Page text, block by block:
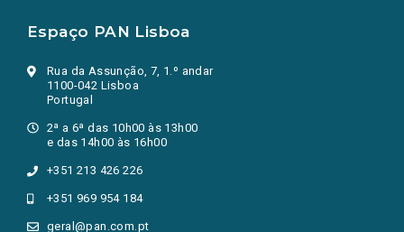
Espaço PAN Lisboa
Rua da Assunção, 7, 1.º andar
1100-042 Lisboa
Portugal
2ª a 6ª das 10h00 às 13h00
e das 14h00 às 16h00
+351 213 426 226
+351 969 954 184
geral@pan.com.pt